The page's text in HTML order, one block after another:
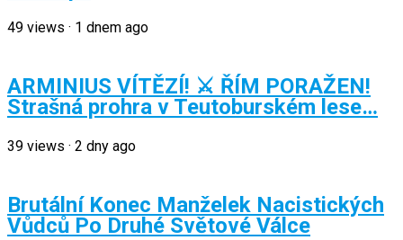
49 views · 1 dnem ago
ARMINIUS VÍTĚZÍ! ⚔️ ŘÍM PORAŽEN!
Strašná prohra v Teutoburském lese…
39 views · 2 dny ago
Brutální Konec Manželek Nacistických
Vůdců Po Druhé Světové Válce